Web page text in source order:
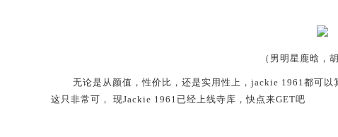
（ 男明星鹿晗，
无论是从颜值，性价比，还是实用性上，jackie 1961都可
这只非常可， 现Jackie 1961 已经上线寺库，快点来GET吧